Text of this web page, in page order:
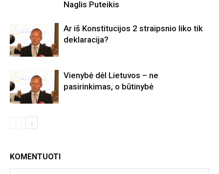
Naglis Puteikis
Ar iš Konstitucijos 2 straipsnio liko tik
deklaracija?
Vienybė dėl Lietuvos – ne
pasirinkimas, o būtinybė
KOMENTUOTI